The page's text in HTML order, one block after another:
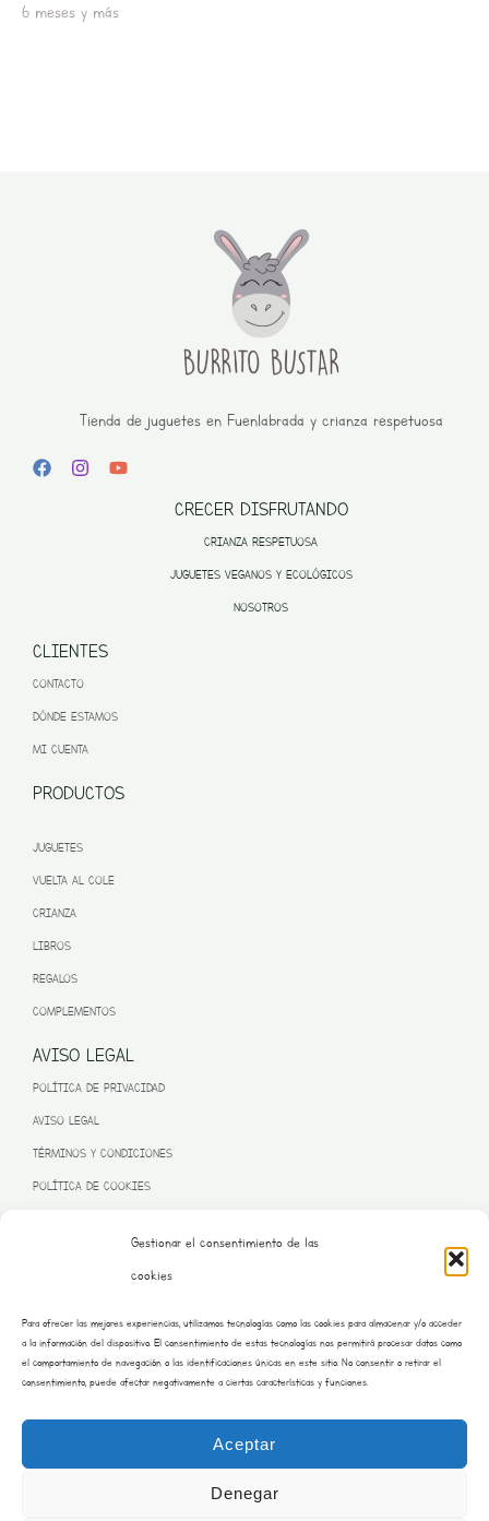
Gestionar el consentimiento de las
cookies
Para ofrecer las mejores experiencias, utilizamos tecnologías como las cookies para almacenar y/o acceder
a la información del dispositivo. El consentimiento de estas tecnologías nos permitirá procesar datos como
el comportamiento de navegación o las identificaciones únicas en este sitio. No consentir o retirar el
consentimiento, puede afectar negativamente a ciertas características y funciones.
Aceptar
Denegar
6 meses y más
Tienda de juguetes en Fuenlabrada y crianza respetuosa
CRECER DISFRUTANDO
CRIANZA RESPETUOSA
JUGUETES VEGANOS Y ECOLÓGICOS
NOSOTROS
CLIENTES
CONTACTO
DÓNDE ESTAMOS
MI CUENTA
PRODUCTOS
JUGUETES
VUELTA AL COLE
CRIANZA
LIBROS
REGALOS
COMPLEMENTOS
AVISO LEGAL
POLÍTICA DE PRIVACIDAD
AVISO LEGAL
TÉRMINOS Y CONDICIONES
POLÍTICA DE COOKIES
– NEXT GENERATION EU